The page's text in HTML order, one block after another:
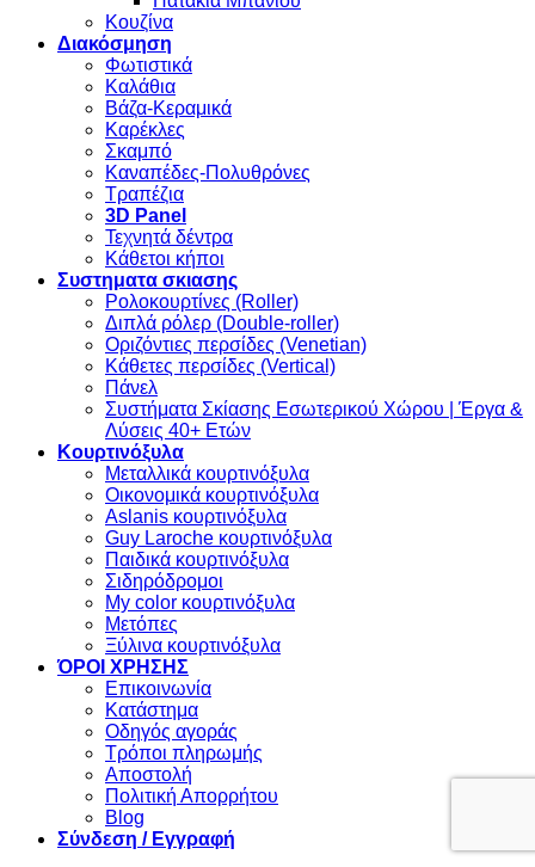
Κουζίνα
Διακόσμηση
Φωτιστικά
Καλάθια
Βάζα-Κεραμικά
Καρέκλες
Σκαμπό
Καναπέδες-Πολυθρόνες
Τραπέζια
3D Panel
Τεχνητά δέντρα
Κάθετοι κήποι
Συστηματα σκιασης
Ρολοκουρτίνες (Roller)
Διπλά ρόλερ (Double-roller)
Οριζόντιες περσίδες (Venetian)
Κάθετες περσίδες (Vertical)
Πάνελ
Συστήματα Σκίασης Εσωτερικού Χώρου | Έργα &
Λύσεις 40+ Ετών
Κουρτινόξυλα
Μεταλλικά κουρτινόξυλα
Οικονομικά κουρτινόξυλα
Aslanis κουρτινόξυλα
Guy Laroche κουρτινόξυλα
Παιδικά κουρτινόξυλα
Σιδηρόδρομοι
My color κουρτινόξυλα
Μετόπες
Ξύλινα κουρτινόξυλα
ΌΡΟΙ ΧΡΗΣΗΣ
Επικοινωνία
Κατάστημα
Οδηγός αγοράς
Τρόποι πληρωμής
Αποστολή
Πολιτική Απορρήτου
Blog
Σύνδεση / Εγγραφή